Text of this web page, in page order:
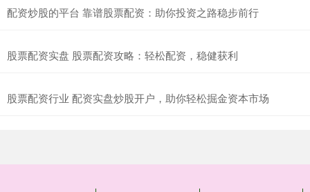
配资炒股的平台 靠谱股票配资：助你投资之路稳步前行
股票配资实盘 股票配资攻略：轻松配资，稳健获利
股票配资行业 配资实盘炒股开户，助你轻松掘金资本市场